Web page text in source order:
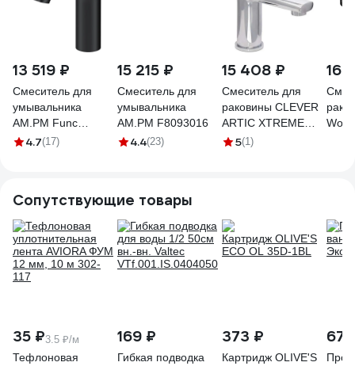
13 519 ₽
Смеситель для
умывальника
AM.PM Func
черный F8F02122
4.7(17)
15 215 ₽
Смеситель для
умывальника
AM.PM F8093016
4.4(23)
15 408 ₽
Смеситель для
раковины CLEVER
ARTIC XTREME
98690
5(1)
16
Сопутствующие товары
35 ₽3.5 ₽/м
Тефлоновая
169 ₽
Гибкая подводка
373 ₽
Картридж OLIVE'S
67